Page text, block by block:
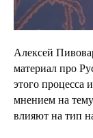
Алексей
материал про
этого процесса
мнением на
влияют на тип